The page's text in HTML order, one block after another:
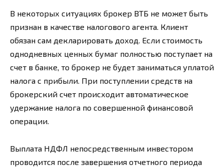
В некоторых ситуациях брокер ВТБ не может быть
признан в качестве налогового агента. Клиент
обязан сам декларировать доход. Если стоимость
однодневных ценных бумаг полностью поступает на
счет в банке, то брокер не будет заниматься уплатой
налога с прибыли. При поступлении средств на
брокерский счет происходит автоматическое
удержание налога по совершенной финансовой
операции.
Выплата НДФЛ непосредственным инвестором
проводится после завершения отчетного периода